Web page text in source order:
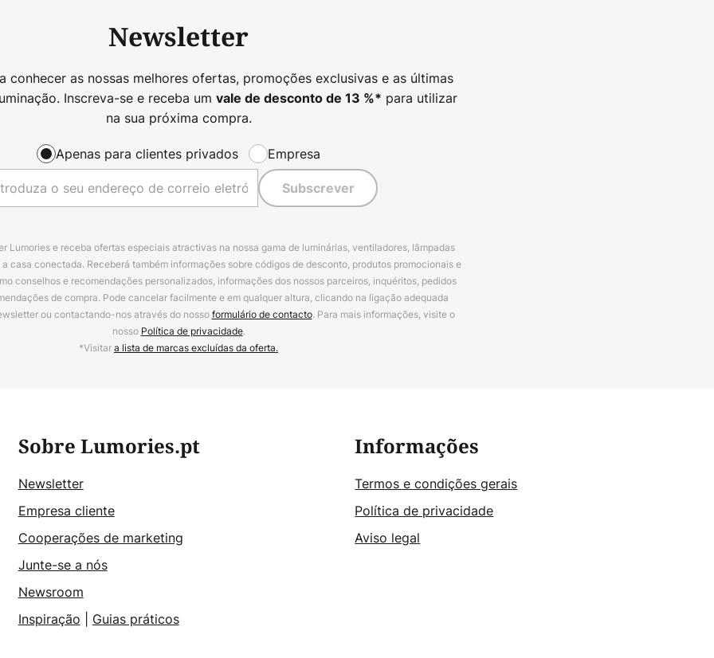
Newsletter
conhecer as nossas melhores ofertas, promoções exclusivas e as últimas
Inscreva-se e receba um vale de desconto de 13 %* para utilizar
na sua próxima compra.
Apenas para clientes privados Empresa
Subscrever
Lumories e receba ofertas especiais atractivas na nossa gama de luminárias, ventiladores, lâmpadas
casa conectada. Receberá também informações sobre códigos de desconto, produtos promocionais e
conselhos e recomendações personalizados, informações dos nossos parceiros, inquéritos, pedidos
de compra. Pode cancelar facilmente e em qualquer altura, clicando na ligação adequada
ou contactando-nos através do nossoformulário de contacto. Para mais informações, visite o
nosso Política de privacidade.
*Visitara lista de marcas excluídas da oferta.
Sobre Lumories.pt
Newsletter
Empresa cliente
Cooperações de marketing
Junte-se a nós
Newsroom
Inspiração
Guias práticos
Informações
Termos e condições gerais
Política de privacidade
Aviso legal